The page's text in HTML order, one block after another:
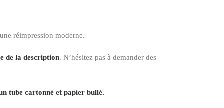
réimpression moderne.
de la description. N’hésitez pas à demander des
tube cartonné et papier bullé.